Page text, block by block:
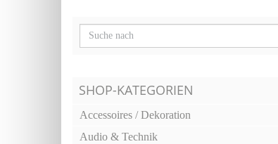
SHOP-KATEGORIEN
Accessoires / Dekoration
Audio & Technik